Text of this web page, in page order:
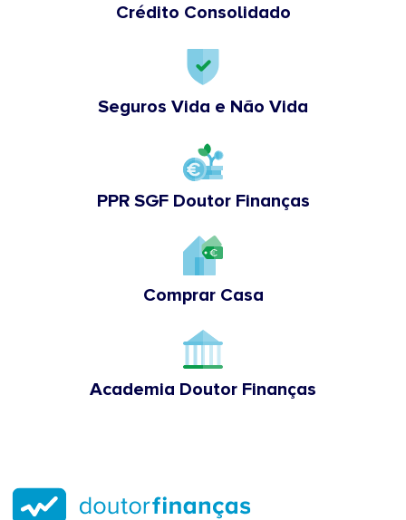
Crédito Consolidado
Seguros Vida e Não Vida
PPR SGF Doutor Finanças
Comprar Casa
Academia Doutor Finanças